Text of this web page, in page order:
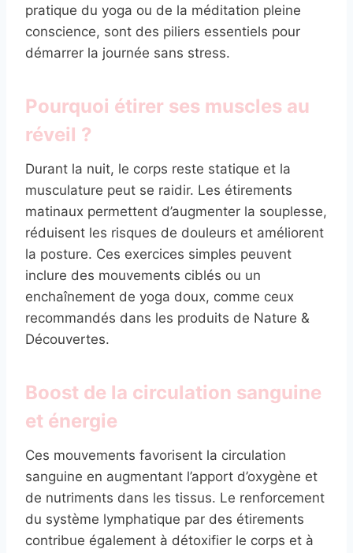
pratique du yoga ou de la méditation pleine
conscience, sont des piliers essentiels pour
démarrer la journée sans stress.
Pourquoi étirer ses muscles au
réveil ?
Durant la nuit, le corps reste statique et la
musculature peut se raidir. Les étirements
matinaux permettent d’augmenter la souplesse,
réduisent les risques de douleurs et améliorent
la posture. Ces exercices simples peuvent
inclure des mouvements ciblés ou un
enchaînement de yoga doux, comme ceux
recommandés dans les produits de Nature &
Découvertes.
Boost de la circulation sanguine
et énergie
Ces mouvements favorisent la circulation
sanguine en augmentant l’apport d’oxygène et
de nutriments dans les tissus. Le renforcement
du système lymphatique par des étirements
contribue également à détoxifier le corps et à